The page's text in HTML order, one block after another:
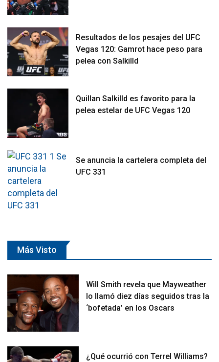
Resultados de los pesajes del UFC
Vegas 120: Gamrot hace peso para
pelea con Salkilld
Quillan Salkilld es favorito para la
pelea estelar de UFC Vegas 120
Se anuncia la cartelera completa del
UFC 331
Más Visto
Will Smith revela que Mayweather
lo llamó diez días seguidos tras la
‘bofetada’ en los Oscars
¿Qué ocurrió con Terrel Williams?